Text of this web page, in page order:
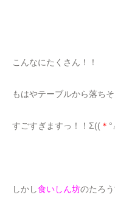
こんなにたくさん！！
もはやテーブルから落ちそ
すごすぎますっ！！Σ(( ＊
しかし食いしん坊のたろ